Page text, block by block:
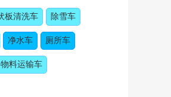
板清洗车 除雪车
净水车 厕所车
料运输车